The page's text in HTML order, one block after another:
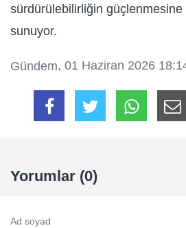
sürdürülebilirliğin güçlenmesine
sunuyor.
Gündem, 01 Haziran 2026
Yorumlar (0)